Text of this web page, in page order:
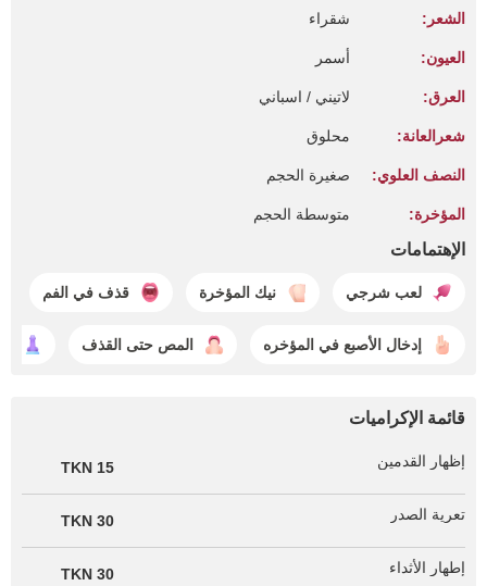
الشعر: شقراء
العيون: أسمر
العرق: لاتيني / اسباني
شعرالعانة: محلوق
النصف العلوي: صغيرة الحجم
المؤخرة: متوسطة الحجم
الإهتمامات
لعب شرجي نيك المؤخرة قذف في الفم
إدخال الأصبع في المؤخره المص حتى القذف
قائمة الإكراميات
إظهار القدمين 15 TKN
تعرية الصدر 30 TKN
إطهار الأثداء 30 TKN